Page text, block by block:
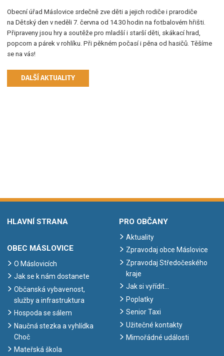
Obecní úřad Máslovice srdečně zve děti a jejich rodiče i prarodiče
na Dětský den v neděli 7. června od 14.30 hodin na fotbalovém hřišti.
Připraveny jsou hry a soutěže pro mladší i starší děti, skákací hrad,
popcorn a párek v rohlíku. Při pěkném počasí i pěna od hasičů. Těšíme
se na vás!
DALŠÍ AKTUALITY
HLAVNÍ STRANA
OBEC MÁSLOVICE
O Máslovicích
Jak se k nám dostanete
Občanská vybavenost,
služby a infrastruktura
Hospoda se sálem
Naučná stezka a vyhlídka
Choč
Mateřská škola
PRO OBČANY
Aktuality
Zpravodaj obce Máslovice
Zpravodaj Středočeského
kraje
Jak si vyřídit…
Poplatky
Senior Taxi
Užitečné kontakty
Mimořádné události